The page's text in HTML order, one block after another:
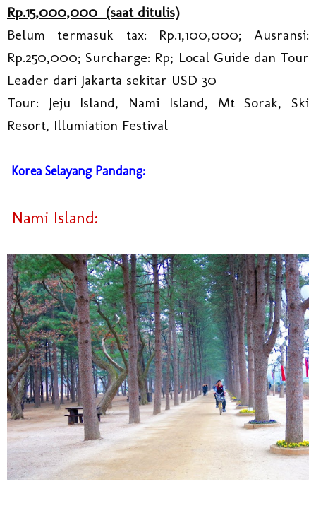
Rp.15,000,000 (saat ditulis)
Belum termasuk tax: Rp.1,100,000; Ausransi:
Rp.250,000; Surcharge: Rp; Local Guide dan Tour
Leader dari Jakarta sekitar USD 30
Tour: Jeju Island, Nami Island, Mt Sorak, Ski
Resort, Illumiation Festival
Korea Selayang Pandang:
Nami Island: